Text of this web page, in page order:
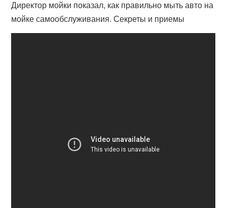
Директор мойки показал, как правильно мыть авто на
мойке самообслуживания. Секреты и приемы